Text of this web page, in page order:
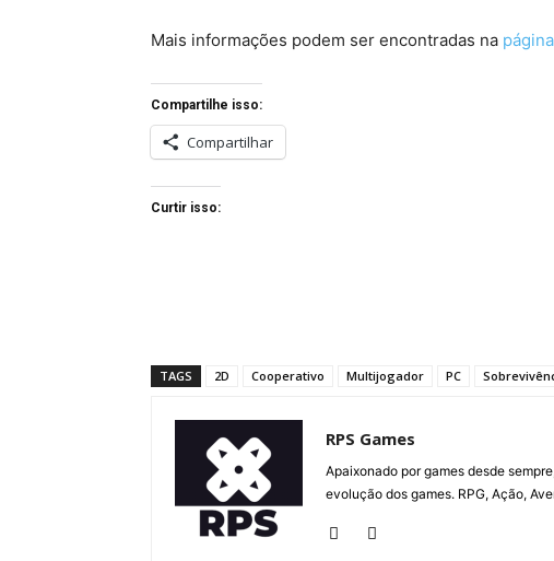
Mais informações podem ser encontradas na página
Compartilhe isso:
Compartilhar
Curtir isso:
TAGS 2D Cooperativo Multijogador PC
RPS Games
Apaixonado por games desde
evolução dos games. RPG, Ação,